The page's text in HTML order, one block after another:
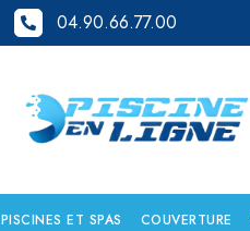
04.90.66.77.00
PISCINES ET SPAS COUVERTURE